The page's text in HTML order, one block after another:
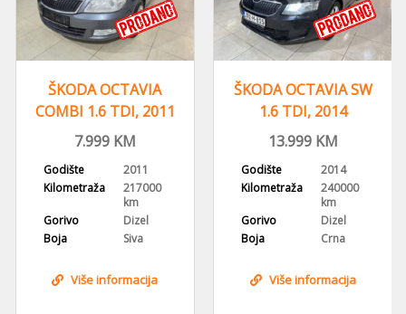
ŠKODA OCTAVIA
COMBI 1.6 TDI, 2011
GOD,
7.999KM
Godište
2011
Kilometraža
217000
km
Gorivo
Dizel
Boja
Siva
Više informacija
ŠKODA OCTAVIA SW
1.6 TDI, 2014
GODINA,
13.999KM
Godište
2014
Kilometraža
240000
km
Gorivo
Dizel
Boja
Crna
Više informacija